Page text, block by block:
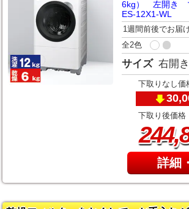
6kg） 左開き
ES-12X1-WL
1週間前後でお届
全2色
サイズ 右開
下取りなし価
下取り後価格
244,
詳細